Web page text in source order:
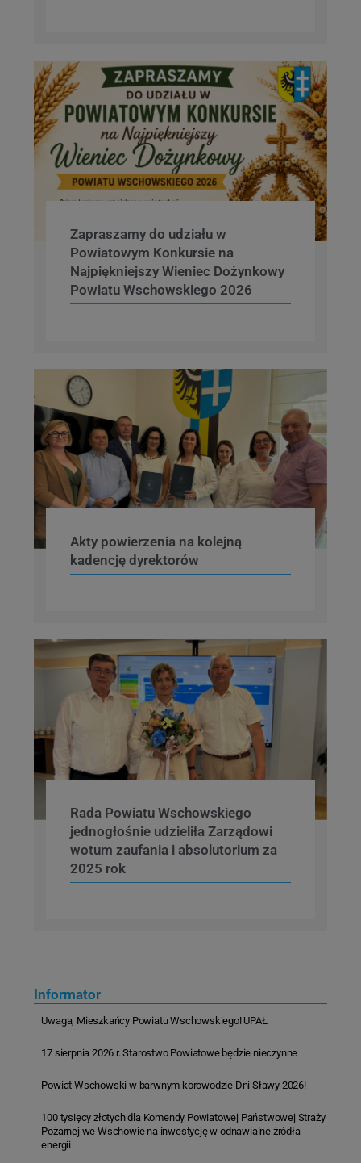
Zapraszamy do udziału w
Powiatowym Konkursie na
Najpiękniejszy Wieniec Dożynkowy
Powiatu Wschowskiego 2026
Akty powierzenia na kolejną
kadencję dyrektorów
Rada Powiatu Wschowskiego
jednogłośnie udzieliła Zarządowi
wotum zaufania i absolutorium za
2025 rok
Informator
Uwaga, Mieszkańcy Powiatu Wschowskiego! UPAŁ
17 sierpnia 2026 r. Starostwo Powiatowe będzie nieczynne
Powiat Wschowski w barwnym korowodzie Dni Sławy 2026!
100 tysięcy złotych dla Komendy Powiatowej Państwowej Straży
Pożarnej we Wschowie na inwestycję w odnawialne źródła
energii